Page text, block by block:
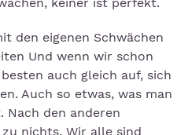
den eigenen Schwächen
Und wenn wir schon
auch gleich auf, sich
Auch so etwas, was man
Nach den anderen
nichts. Wir alle sind